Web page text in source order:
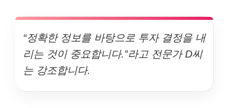
“정확한 정보를 바탕으로 투자 결정을 내
리는 것이 중요합니다.”라고 전문가 D씨
는 강조합니다.